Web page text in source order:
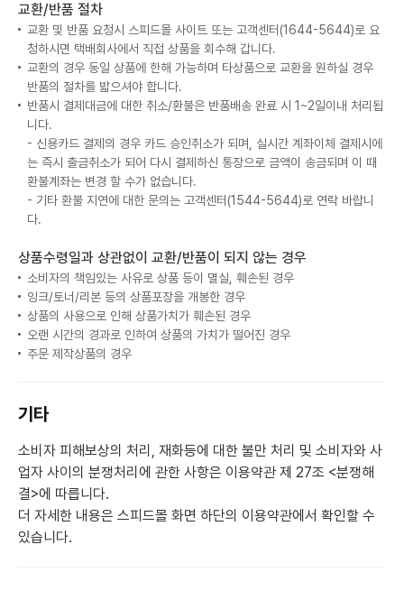
교환/반품 절차
교환 및 반품 요청시 스피드몰 사이트 또는 고객센터(1644-5644)로 요
청하시면 택배회사에서 직접 상품을 회수해 갑니다.
교환의 경우 동일 상품에 한해 가능하며 타상품으로 교환을 원하실 경우
반품의 절차를 밟으셔야 합니다.
반품시 결제대금에 대한 취소/환불은 반품배송 완료 시 1~2일이내 처리됩
니다.
- 신용카드 결제의 경우 카드 승인취소가 되며, 실시간 계좌이체 결제시에
는 즉시 출금취소가 되어 다시 결제하신 통장으로 금액이 송금되며 이 때
환불계좌는 변경 할 수가 없습니다.
- 기타 환불 지연에 대한 문의는 고객센터(1544-5644)로 연락 바랍니
다.
상품수령일과 상관없이 교환/반품이 되지 않는 경우
소비자의 책임있는 사유로 상품 등이 멸실, 훼손된 경우
잉크/토너/리본 등의 상품포장을 개봉한 경우
상품의 사용으로 인해 상품가치가 훼손된 경우
오랜 시간의 경과로 인하여 상품의 가치가 떨어진 경우
주문 제작상품의 경우
기타
소비자 피해보상의 처리, 재화등에 대한 불만 처리 및 소비자와 사
업자 사이의 분쟁처리에 관한 사항은 이용약관 제 27조 <분쟁해
결>에 따릅니다.
더 자세한 내용은 스피드몰 화면 하단의 이용약관에서 확인할 수
있습니다.